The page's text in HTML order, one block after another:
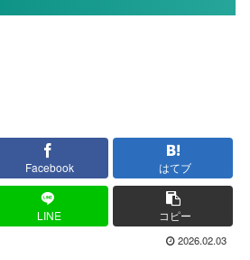
Facebook はてブ
LINE コピー
2026.02.03